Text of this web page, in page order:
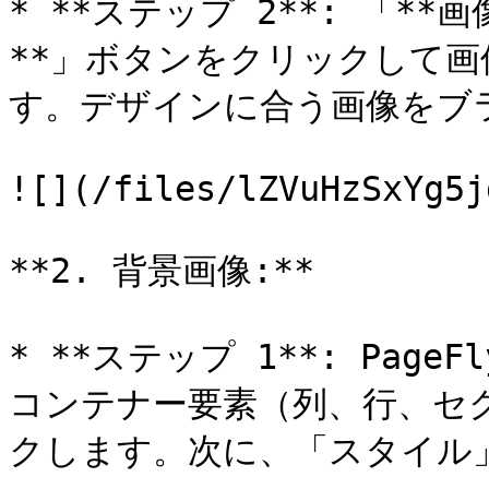
* **ステップ 2**: 「**画像
**」ボタンをクリックして
す。デザインに合う画像を
![](/files/
**2. 背景画像:**
* **ステップ 1**: PageFly
コンテナー要素（列、行、
クします。次に、「スタイ